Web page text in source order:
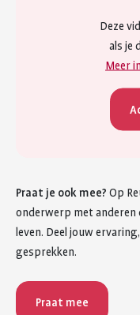
Deze
als je
Meer
Praat je ook mee? Op
onderwerp met anderen
leven. Deel jouw
gesprekken.
Praat mee